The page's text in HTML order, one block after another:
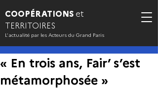
L’actualité par les Acteurs du Grand Paris
COOPÉRATIONS et
TERRITOIRES
« En trois ans, Fair’ s’est
métamorphosée »